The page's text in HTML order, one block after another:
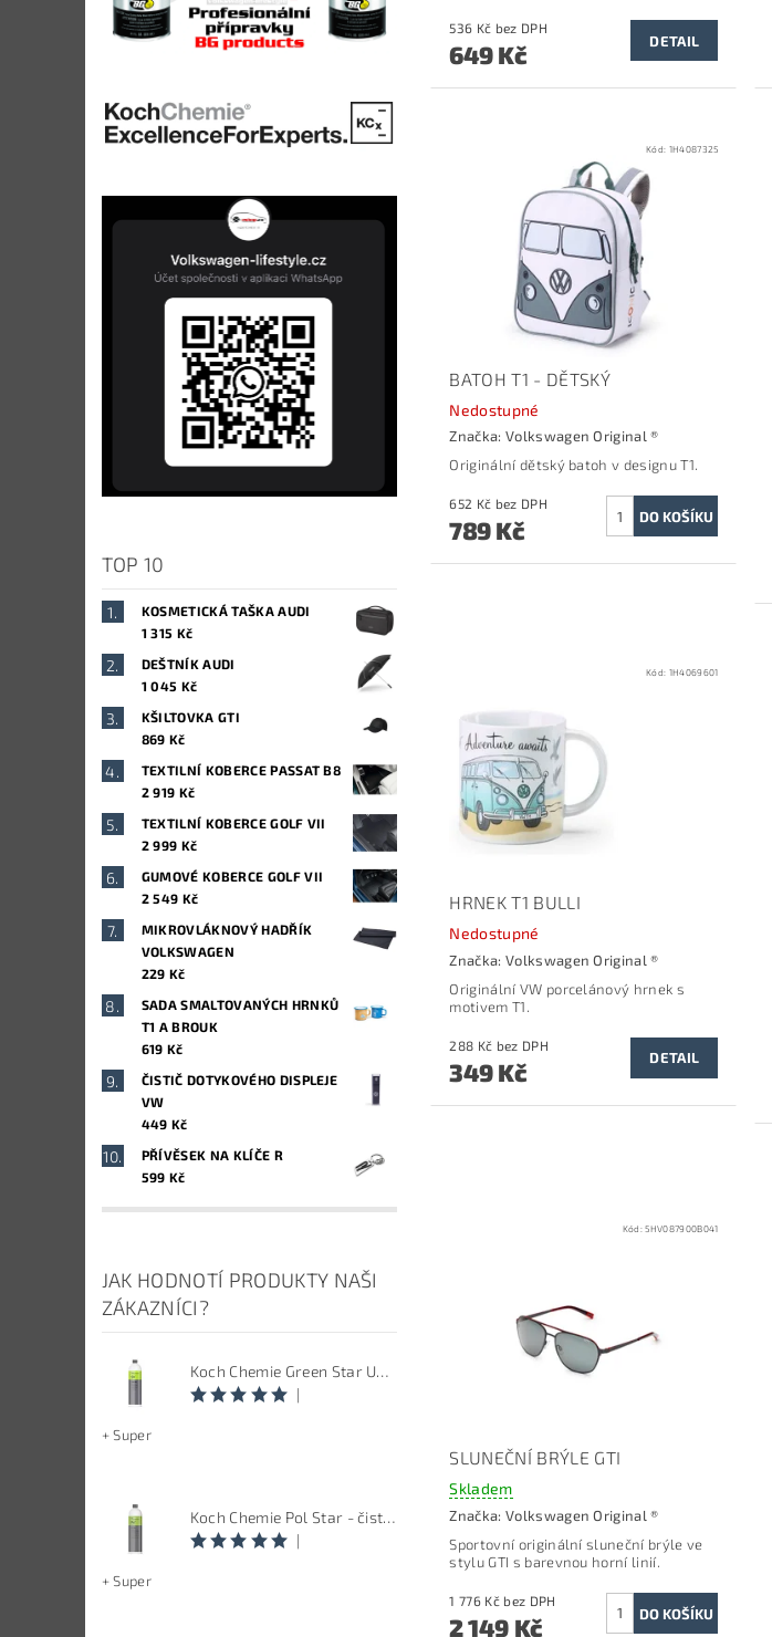
TOP 10
KOSMETICKÁ TAŠKA AUDI
1 315 Kč
DEŠTNÍK AUDI
1 045 Kč
KŠILTOVKA GTI
869 Kč
TEXTILNÍ KOBERCE PASSAT B8
2 919 Kč
TEXTILNÍ KOBERCE GOLF VII
2 999 Kč
GUMOVÉ KOBERCE GOLF VII
2 549 Kč
MIKROVLÁKNOVÝ HADŘÍK
VOLKSWAGEN
229 Kč
SADA SMALTOVANÝCH HRNKŮ
T1 A BROUK
619 Kč
ČISTIČ DOTYKOVÉHO DISPLEJE
VW
449 Kč
PŘÍVĚSEK NA KLÍČE R
599 Kč
JAK HODNOTÍ PRODUKTY NAŠI
ZÁKAZNÍCI?
Koch Chemie Green Star Univerzal - Univerzální čistič
|
+ Super
Koch Chemie Pol Star - čistič kůže, textilu a alcantary, objem 1 L
|
+ Super
536 Kč bez DPH
649 Kč DETAIL
Kód: 1H4087325
BATOH T1 - DĚTSKÝ
Nedostupné
Značka: Volkswagen Original ®
Originální dětský batoh v designu T1.
652 Kč bez DPH
789 Kč
Kód: 1H4069601
HRNEK T1 BULLI
Nedostupné
Značka: Volkswagen Original ®
Originální VW porcelánový hrnek s
motivem T1.
288 Kč bez DPH
349 Kč DETAIL
Kód:5HV087900B041
SLUNEČNÍ BRÝLE GTI
Skladem
Značka: Volkswagen Original ®
Sportovní originální sluneční brýle ve
stylu GTI s barevnou horní linií.
1 776 Kč bez DPH
2 149 Kč